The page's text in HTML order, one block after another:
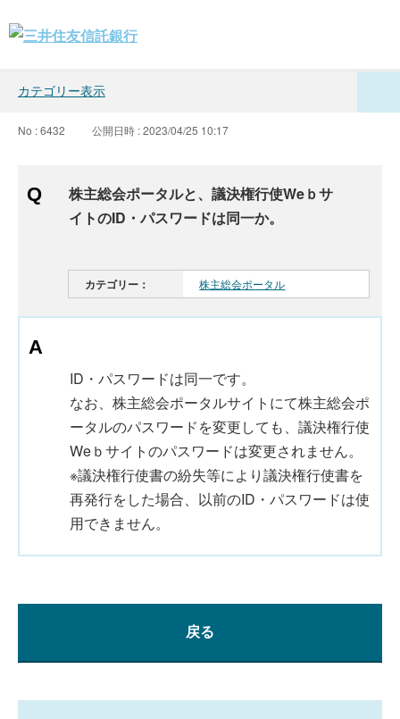
カテゴリー表示
No : 6432 公開日時 : 2023/04/25 10:17
株主総会ポータルと、議決権行使Weｂサ
イトのID・パスワードは同一か。
カテゴリー： 株主総会ポータル
ID・パスワードは同一です。
なお、株主総会ポータルサイトにて株主総会ポ
ータルのパスワードを変更しても、議決権行使
Weｂサイトのパスワードは変更されません。
※議決権行使書の紛失等により議決権行使書を
再発行をした場合、以前のID・パスワードは使
用できません。
戻る